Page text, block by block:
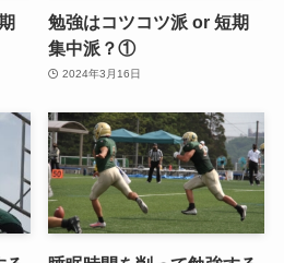
勉強はコツコツ派 or 短期
集中派？①
2024年3月16日